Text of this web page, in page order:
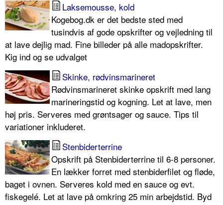
Laksemousse, kold
Kogebog.dk er det bedste sted med
tusindvis af gode opskrifter og vejledning til
at lave dejlig mad. Fine billeder på alle madopskrifter.
Kig ind og se udvalget
Skinke, rødvinsmarineret
Rødvinsmarineret skinke opskrift med lang
marineringstid og kogning. Let at lave, men
høj pris. Serveres med grøntsager og sauce. Tips til
variationer inkluderet.
Stenbiderterrine
Opskrift på Stenbiderterrine til 6-8 personer.
En lækker forret med stenbiderfilet og fløde,
baget i ovnen. Serveres kold med en sauce og evt.
fiskegelé. Let at lave på omkring 25 min arbejdstid. Byd